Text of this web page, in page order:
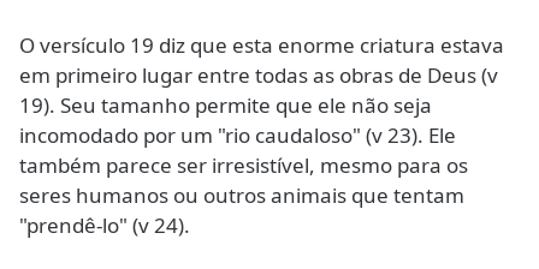
O versículo 19 diz que esta enorme criatura estava
em primeiro lugar entre todas as obras de Deus (v
19). Seu tamanho permite que ele não seja
incomodado por um "rio caudaloso" (v 23). Ele
também parece ser irresistível, mesmo para os
seres humanos ou outros animais que tentam
"prendê-lo" (v 24).